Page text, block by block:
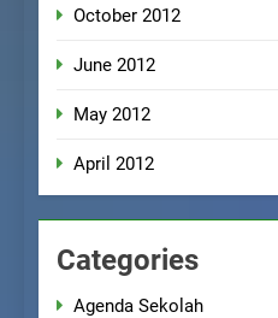
October 2012
June 2012
May 2012
April 2012
Categories
Agenda Sekolah